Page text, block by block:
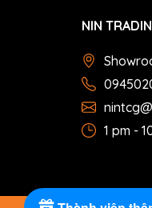
NIN
1 pm -